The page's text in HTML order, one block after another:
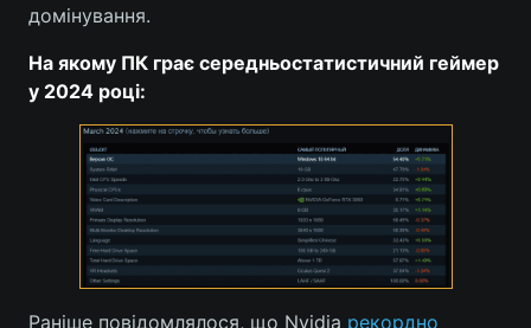
домінування.
На якому ПК грає середньостатистичний геймер
у 2024 році:
Раніше повідомлялося, що Nvidia рекордно